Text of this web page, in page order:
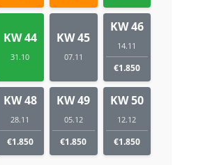
KW 44
31.10
KW 45
07.11
KW 46
14.11
€1.850
KW 48
28.11
€1.850
KW 49
05.12
€1.850
KW 50
12.12
€1.850